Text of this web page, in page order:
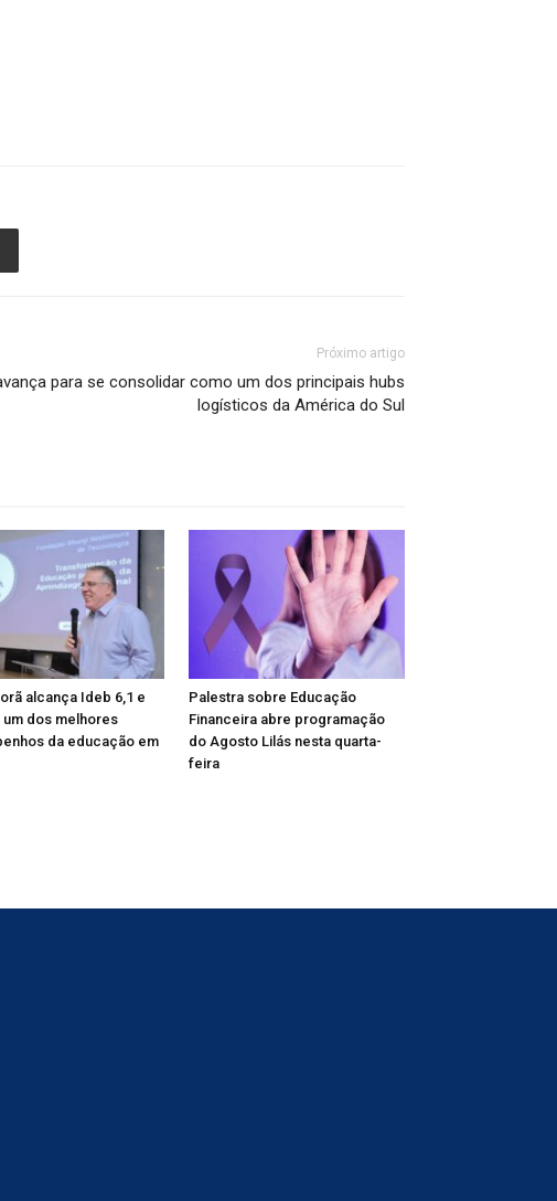
Próximo artigo
para se consolidar como um dos principais hubs
logísticos da América do Sul
alcança Ideb 6,1 e
dos melhores
da educação em
Palestra sobre Educação
Financeira abre programação
do Agosto Lilás nesta quarta-
feira